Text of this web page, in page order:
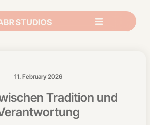
11. February 2026
Tradition und